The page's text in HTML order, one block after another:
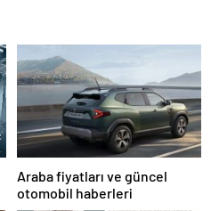
Araba fiyatları ve güncel
otomobil haberleri